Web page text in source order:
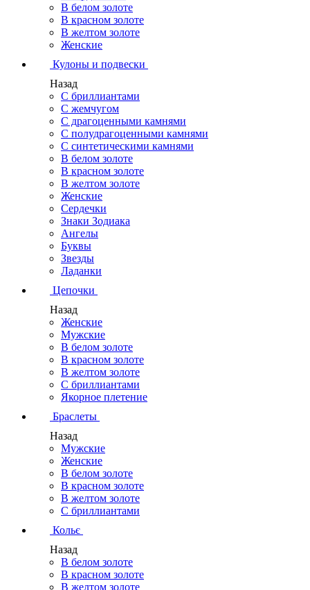
В белом золоте
В красном золоте
В желтом золоте
Женские
Кулоны и подвески
Назад
С бриллиантами
С жемчугом
С драгоценными камнями
С полудрагоценными камнями
С синтетическими камнями
В белом золоте
В красном золоте
В желтом золоте
Женские
Сердечки
Знаки Зодиака
Ангелы
Буквы
Звезды
Ладанки
Цепочки
Назад
Женские
Мужские
В белом золоте
В красном золоте
В желтом золоте
С бриллиантами
Якорное плетение
Браслеты
Назад
Мужские
Женские
В белом золоте
В красном золоте
В желтом золоте
С бриллиантами
Кольє
Назад
В белом золоте
В красном золоте
В желтом золоте